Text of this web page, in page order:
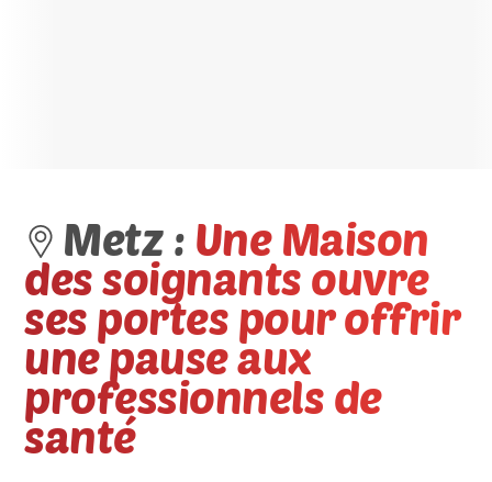
Metz : Une Maison
des soignants ouvre
ses portes pour offrir
une pause aux
professionnels de
santé